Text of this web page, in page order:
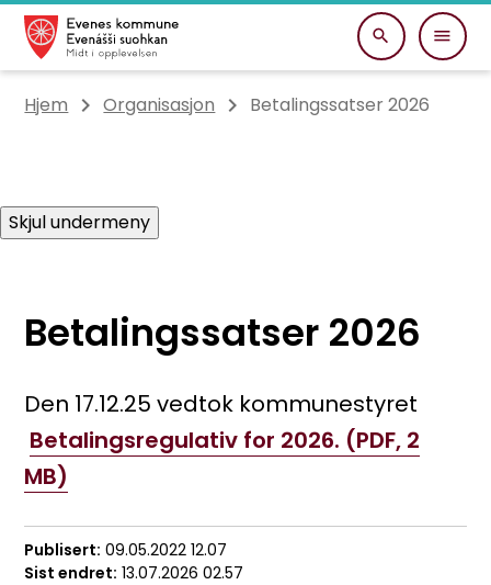
Evenes kommune
Du er her:
Hjem Organisasjon Betalingssatser 2026
Skjul undermeny
Betalingssatser 2026
Den 17.12.25 vedtok kommunestyret
Betalingsregulativ for 2026. (PDF, 2
MB)
Publisert 09.05.2022 12.07
Sist endret 13.07.2026 02.57